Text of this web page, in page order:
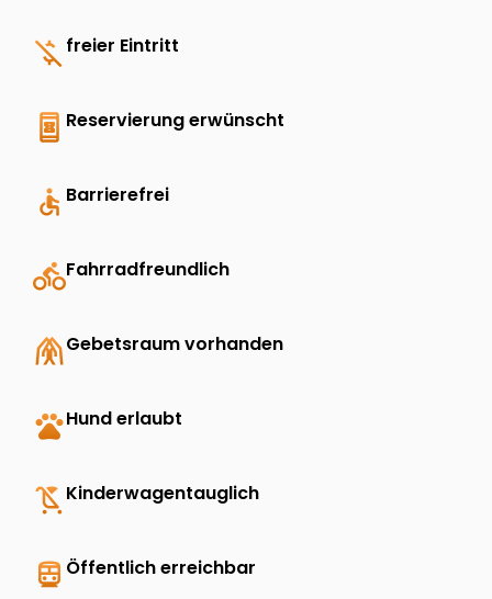
money_off freier Eintritt
book_online Reservierung erwünscht
accessible Barrierefrei
directions_bikeFahrradfreundlich
folded_handsGebetsraum vorhanden
petsHund erlaubt
child_friendly Kinderwagentauglich
directions_transit Öffentlich erreichbar